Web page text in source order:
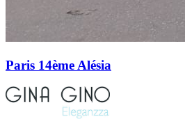
Paris 14ème Alésia